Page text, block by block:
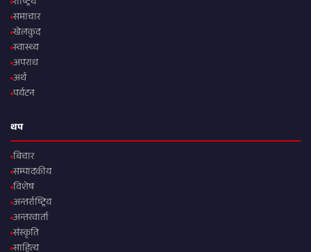
समाचार
खेलकुद
स्वास्थ्य
अपराध
अर्थ
पर्यटन
थप
बिचार
सम्पादकीय
विशेष
अन्तर्राष्ट्रिय
अन्तरवार्ता
संस्कृति